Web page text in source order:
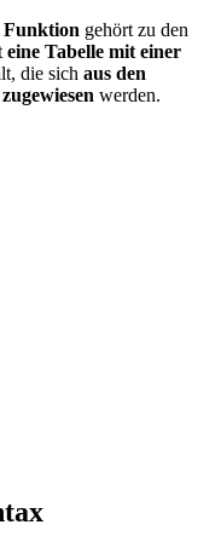
gehört zu den
eine Tabelle mit einer
die sich aus den
werden.